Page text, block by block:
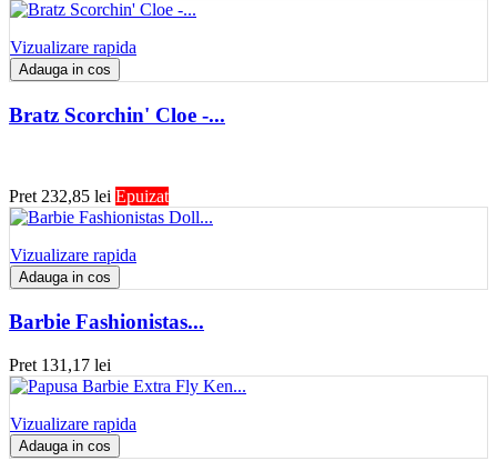
Vizualizare rapida
Adauga in cos
Bratz Scorchin' Cloe -...
Pret 232,85 lei Epuizat
Vizualizare rapida
Adauga in cos
Barbie Fashionistas...
Pret 131,17 lei
Vizualizare rapida
Adauga in cos